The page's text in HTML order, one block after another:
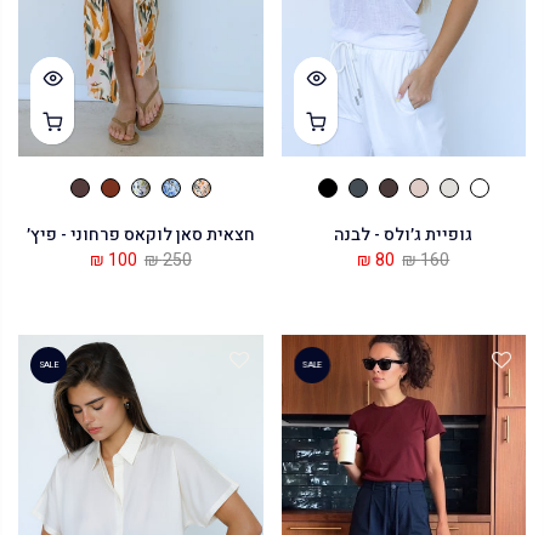
גופיית ג׳ולס - לבנה
160 ₪
80 ₪
חצאית סאן לוקאס פרחוני - פיץ׳
250 ₪
100 ₪
SALE
SALE